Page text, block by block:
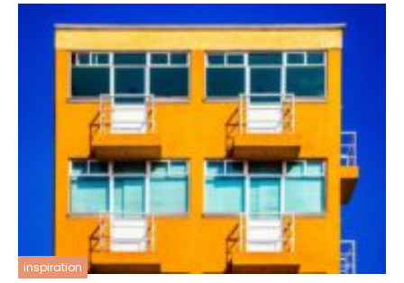
inspiration